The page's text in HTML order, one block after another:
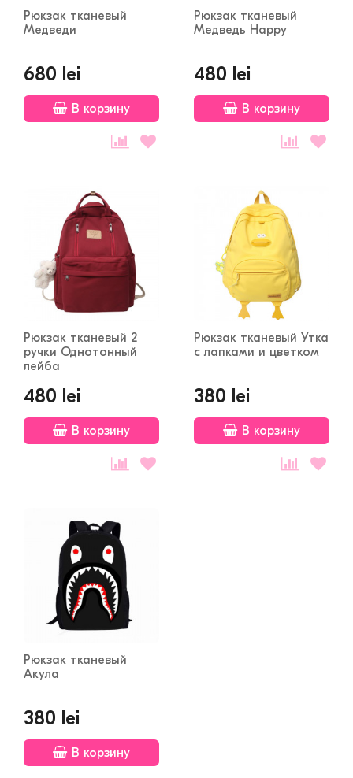
Рюкзак тканевый
Mедведи
680 lei
В корзину
Рюкзак тканевый
Медведь Happy
480 lei
В корзину
Рюкзак тканевый 2
ручки Однотонный
лейба
480 lei
В корзину
Рюкзак тканевый Утка
с лапками и цветком
380 lei
В корзину
Рюкзак тканевый
Акула
380 lei
В корзину